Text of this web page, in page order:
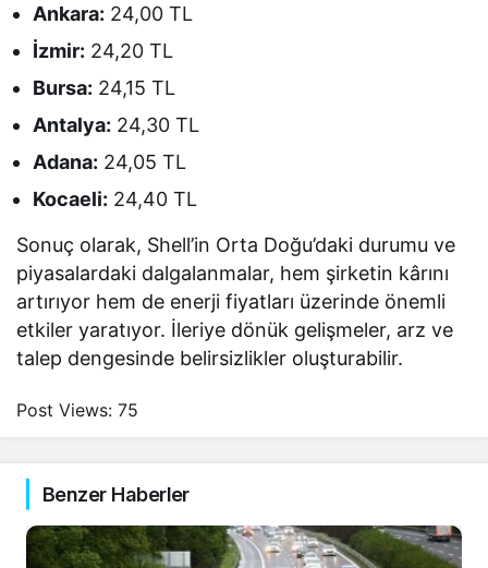
Ankara: 24,00 TL
İzmir: 24,20 TL
Bursa: 24,15 TL
Antalya: 24,30 TL
Adana: 24,05 TL
Kocaeli: 24,40 TL
Sonuç olarak, Shell’in Orta Doğu’daki durumu ve
piyasalardaki dalgalanmalar, hem şirketin kârını
artırıyor hem de enerji fiyatları üzerinde önemli
etkiler yaratıyor. İleriye dönük gelişmeler, arz ve
talep dengesinde belirsizlikler oluşturabilir.
Post Views: 75
Benzer Haberler